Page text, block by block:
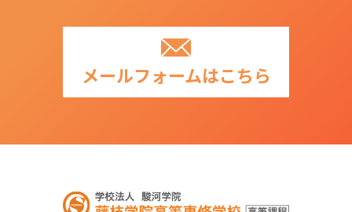
メールフォームはこちら